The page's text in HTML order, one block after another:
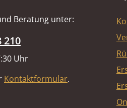
Beratung unter:
210
Uhr
Kontaktformular.